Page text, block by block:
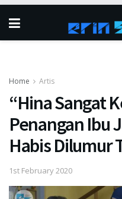
Home Artis
“Hina Sangat
Penangan Ibu
Habis Dilumur
1st February 2020